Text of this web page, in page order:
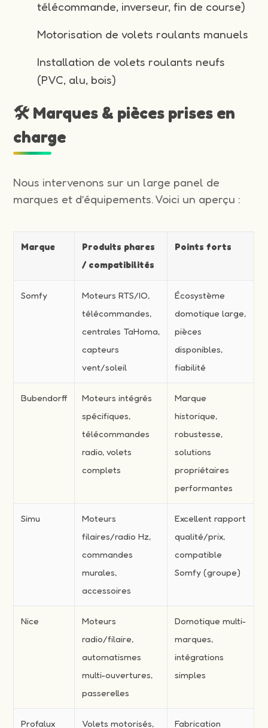
télécommande, inverseur, fin de course)
Motorisation de volets roulants manuels
Installation de volets roulants neufs
(PVC, alu, bois)
🛠️ Marques & pièces prises en
charge
Nous intervenons sur un large panel de
marques et d’équipements. Voici un aperçu :
Marque
Produits phares
/ compatibilités
Points forts
Somfy
Moteurs RTS/IO,
télécommandes,
centrales TaHoma,
capteurs
vent/soleil
Écosystème
domotique large,
pièces
disponibles,
fiabilité
Bubendorff
Moteurs intégrés
spécifiques,
télécommandes
radio, volets
complets
Marque
historique,
robustesse,
solutions
propriétaires
performantes
Simu
Moteurs
filaires/radio Hz,
commandes
murales,
accessoires
Excellent rapport
qualité/prix,
compatible
Somfy (groupe)
Nice
Moteurs
radio/filaire,
automatismes
multi-ouvertures,
passerelles
Domotique multi-
marques,
intégrations
simples
Profalux Volets motorisés, Fabrication